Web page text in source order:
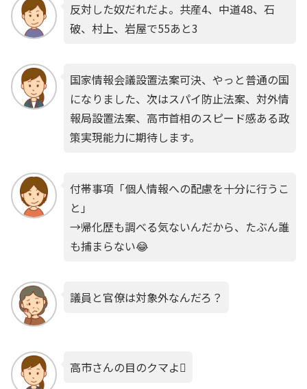
反対した奴だれだよ。共産4、中道48、石
破、村上、岩屋で55あと3
国家情報会議設置法案可決、やっと普通の国
になりました、次はスパイ防止法案、対外情
報局設置法案、高市首相のスピード感ある政
策実現能力に期待します。
付帯事項「個人情報への配慮を十分に行うこ
と」
→帰化歴も調べる気ないんだから、たぶん誰
も捕まらない😂
議員と官僚は対象外なんだろ？
高市さんの目のクマよ🫩